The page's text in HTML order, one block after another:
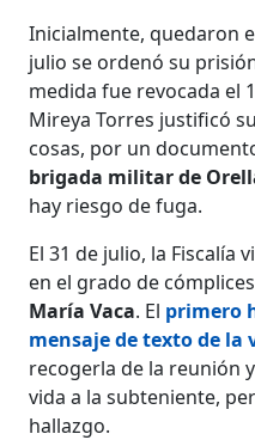
Inicialmente, quedaron
julio se ordenó su
medida fue revocada el
Mireya Torres justificó
cosas, por un
brigada militar de
hay riesgo de fuga.
El 31 de julio, la Fiscalía
en el grado de
María Vaca. El primero
mensaje de texto de la
recogerla de la reunión
vida a la subteniente,
hallazgo.